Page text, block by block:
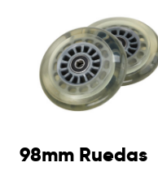
98mm Ruedas